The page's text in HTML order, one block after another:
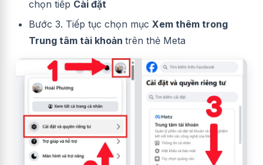
chọn tiếp Cài đặt
Bước 3. Tiếp tục chọn mục Xem thêm trong
Trung tâm tài khoản trên thẻ Meta